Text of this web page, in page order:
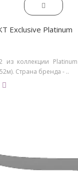
Exclusive Platinum
из коллекции
Страна бренда - ..